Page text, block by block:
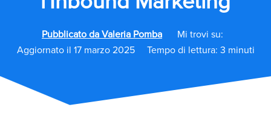
Pubblicato da Valeria Pomba
Mi trovi su:
Aggiornato il 17 marzo 2025
Tempo di lettura: 3 minuti